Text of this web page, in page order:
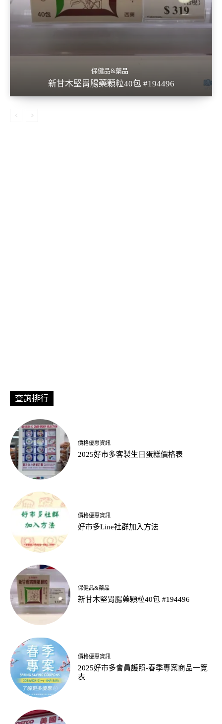
保健品&藥品
新甘木堅胃腸藥顆粒40包 #194496
查詢排行
價格優惠資訊
2025好市多客製生日蛋糕價格表
價格優惠資訊
好市多Line社群加入方法
保健品&藥品
新甘木堅胃腸藥顆粒40包 #194496
價格優惠資訊
2025好市多會員護照-春季專案商品一覽
表